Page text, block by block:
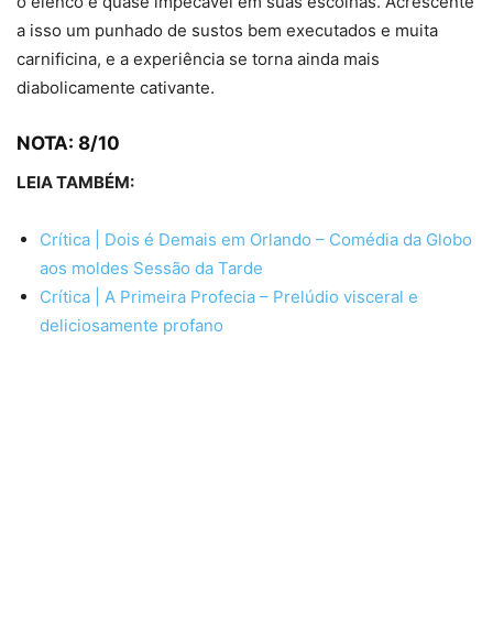
a isso um punhado de sustos bem executados e muita
carnificina, e a experiência se torna ainda mais
diabolicamente cativante.
NOTA: 8/10
LEIA TAMBÉM:
Crítica | Dois é Demais em Orlando – Comédia da Globo
aos moldes Sessão da Tarde
Crítica | A Primeira Profecia – Prelúdio visceral e
deliciosamente profano